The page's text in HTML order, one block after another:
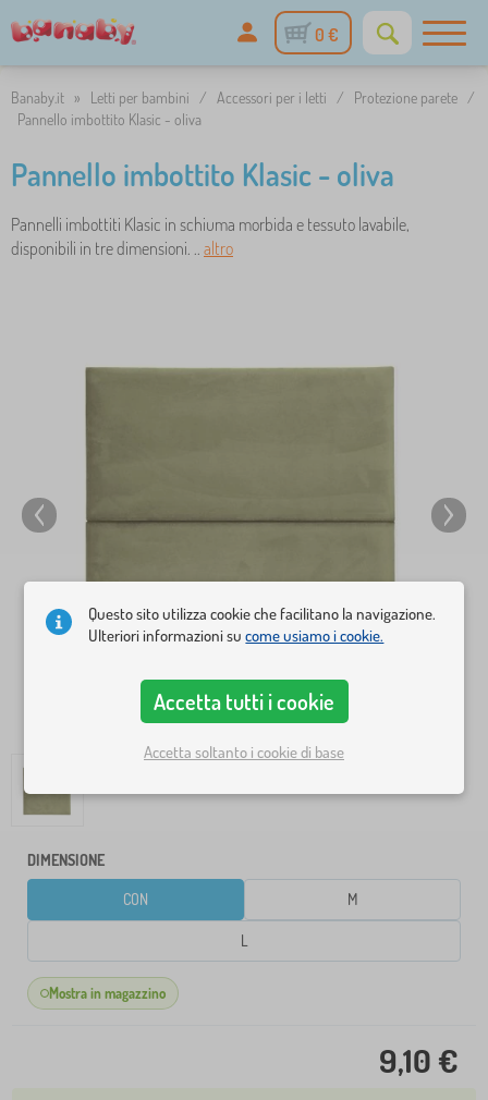
0 €
Banaby.it » Letti per bambini / Accessori per i letti / Protezione parete /
Pannello imbottito Klasic - oliva
Pannello imbottito Klasic - oliva
Pannelli imbottiti Klasic in schiuma morbida e tessuto lavabile,
disponibili in tre dimensioni. .. altro
DIMENSIONE
CON M
L
Mostra in magazzino
9,10 €
Questo sito utilizza cookie che facilitano la navigazione.
Ulteriori informazioni sucome usiamo i cookie.
Accetta tutti i cookie
Accetta soltanto i cookie di base